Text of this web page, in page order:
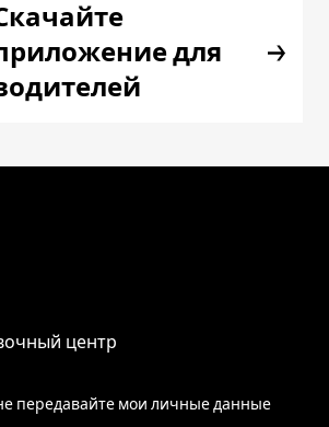
для
центр
передавайте мои личные данные